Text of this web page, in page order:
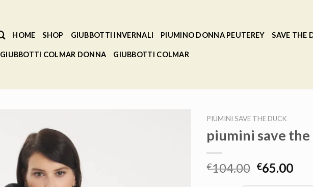
HOME SHOP GIUBBOTTI INVERNALI PIUMINO DONNA PEUTEREY SAVE THE
GIUBBOTTI COLMAR DONNA GIUBBOTTI COLMAR
PIUMINI SAVE THE DUCK
piumini save
€104.00 €65.00